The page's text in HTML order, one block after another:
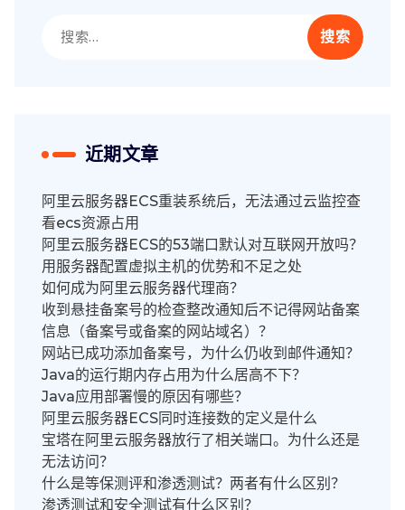
索：
近期文章
阿里云服务器ECS重装系统后，无法通过云监控查
看ecs资源占用
阿里云服务器ECS的53端口默认对互联网开放吗？
用服务器配置虚拟主机的优势和不足之处
如何成为阿里云服务器代理商？
收到悬挂备案号的检查整改通知后不记得网站备案
信息（备案号或备案的网站域名）？
网站已成功添加备案号，为什么仍收到邮件通知？
Java的运行期内存占用为什么居高不下？
Java应用部署慢的原因有哪些？
阿里云服务器ECS同时连接数的定义是什么
宝塔在阿里云服务器放行了相关端口。为什么还是
无法访问？
什么是等保测评和渗透测试？两者有什么区别？
渗透测试和安全测试有什么区别？